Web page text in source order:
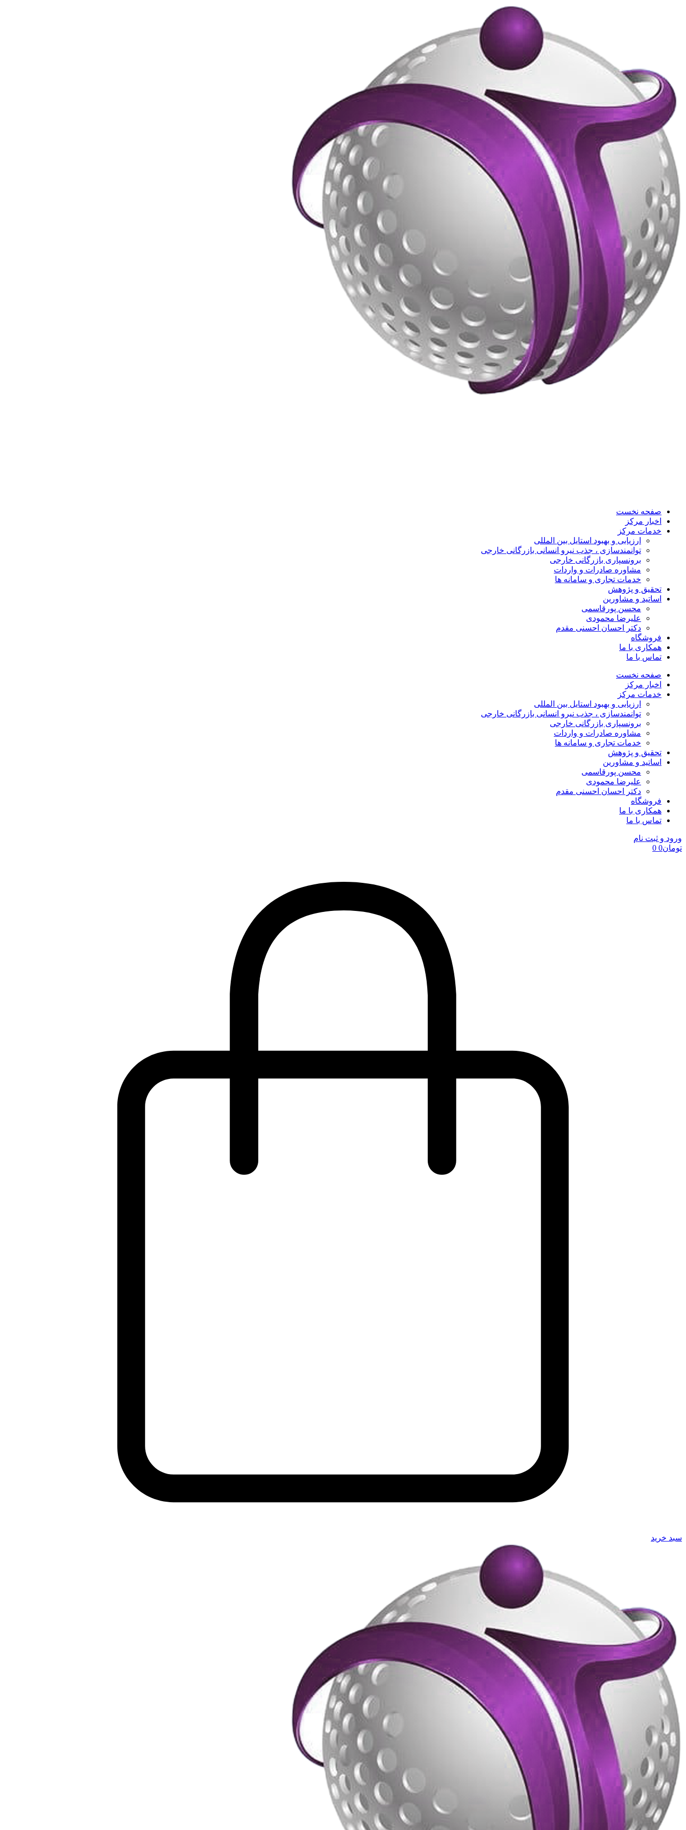
صفحه نخست
اخبار مرکز
خدمات مرکز
ارزیابی و بهبود استایل بین المللی
توانمندسازی ، جذب نیرو انسانی بازرگانی خارجی
برونسپاری بازرگانی خارجی
مشاوره صادرات و واردات
خدمات تجاری و سامانه ها
تحقیق و پژوهش
اساتید و مشاورین
محسن پورقاسمی
علیرضا محمودی
دکتر احسان احسنی مقدم
فروشگاه
همکاری با ما
تماس با ما
صفحه نخست
اخبار مرکز
خدمات مرکز
ارزیابی و بهبود استایل بین المللی
توانمندسازی ، جذب نیرو انسانی بازرگانی خارجی
برونسپاری بازرگانی خارجی
مشاوره صادرات و واردات
خدمات تجاری و سامانه ها
تحقیق و پژوهش
اساتید و مشاورین
محسن پورقاسمی
علیرضا محمودی
دکتر احسان احسنی مقدم
فروشگاه
همکاری با ما
تماس با ما
ورود و ثبت نام
تومان0
0
سبد خرید